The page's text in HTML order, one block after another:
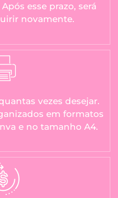
esse prazo, será
novamente.
vezes desejar.
em formatos
e no tamanho A4.